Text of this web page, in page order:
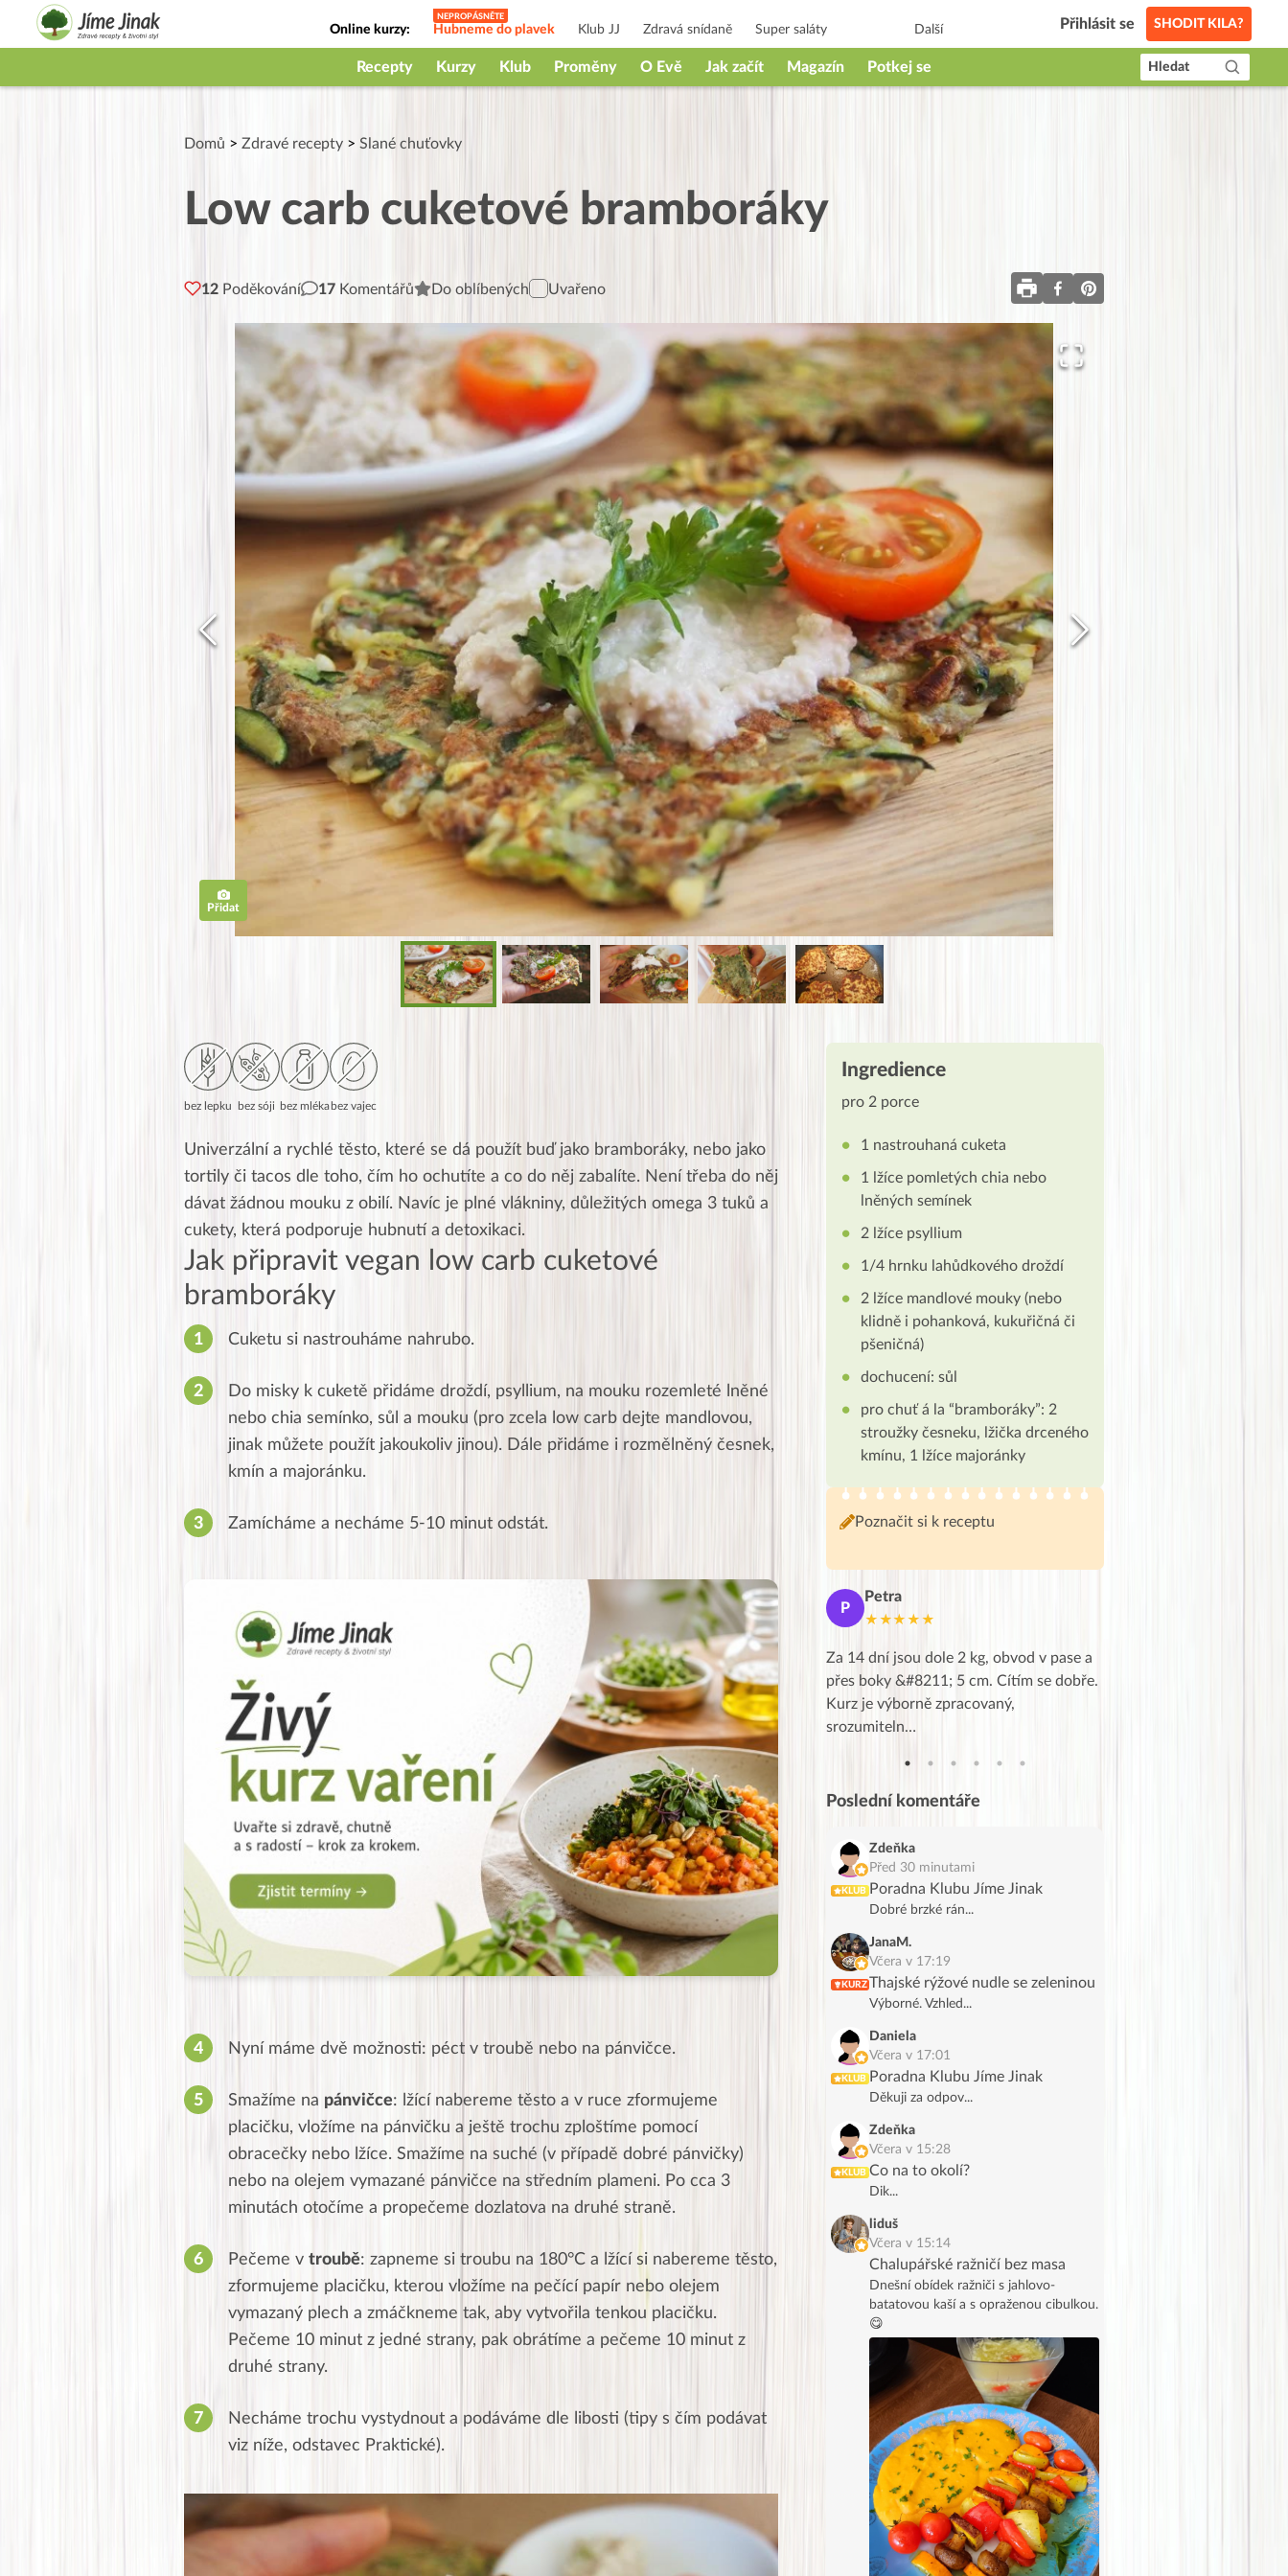
Online kurzy: Hubneme do plavek Klub JJ Zdravá snídaně Super saláty
Jak na babičky
Další Přihlásit se SHODIT KILA?
Recepty Kurzy Klub Proměny O Evě Jak začít Magazín Potkej se Hledat
Domů > Zdravé recepty > Slané chuťovky
Low carb cuketové bramboráky
12 Poděkování 17 Komentářů Do oblíbených Uvařeno
Přidat
bez lepku bez sóji bez mléka bez vajec
Univerzální a rychlé těsto, které se dá použít buď jako bramboráky, nebo jako
tortily či tacos dle toho, čím ho ochutíte a co do něj zabalíte. Není třeba do něj
dávat žádnou mouku z obilí. Navíc je plné vlákniny, důležitých omega 3 tuků a
cukety, která podporuje hubnutí a detoxikaci.
Jak připravit vegan low carb cuketové
bramboráky
Cuketu si nastrouháme nahrubo.
Do misky k cuketě přidáme droždí, psyllium, na mouku rozemleté lněné
nebo chia semínko, sůl a mouku (pro zcela low carb dejte mandlovou,
jinak můžete použít jakoukoliv jinou). Dále přidáme i rozmělněný česnek,
kmín a majoránku.
Zamícháme a necháme 5-10 minut odstát.
Nyní máme dvě možnosti: péct v troubě nebo na pánvičce.
Smažíme na pánvičce: lžící nabereme těsto a v ruce zformujeme
placičku, vložíme na pánvičku a ještě trochu zploštíme pomocí
obracečky nebo lžíce. Smažíme na suché (v případě dobré pánvičky)
nebo na olejem vymazané pánvičce na středním plameni. Po cca 3
minutách otočíme a propečeme dozlatova na druhé straně.
Pečeme v troubě: zapneme si troubu na 180°C a lžící si nabereme těsto,
zformujeme placičku, kterou vložíme na pečící papír nebo olejem
vymazaný plech a zmáčkneme tak, aby vytvořila tenkou placičku.
Pečeme 10 minut z jedné strany, pak obrátíme a pečeme 10 minut z
druhé strany.
Necháme trochu vystydnout a podáváme dle libosti (tipy s čím podávat
viz níže, odstavec Praktické).
Ingredience
pro 2 porce
1 nastrouhaná cuketa
1 lžíce pomletých chia nebo
lněných semínek
2 lžíce psyllium
1/4 hrnku lahůdkového droždí
2 lžíce mandlové mouky (nebo
klidně i pohanková, kukuřičná či
pšeničná)
dochucení: sůl
pro chuť á la “bramboráky”: 2
stroužky česneku, lžička drceného
kmínu, 1 lžíce majoránky
Poznačit si k receptu
Jana
★★★★★
Moc Vám všem děkuji za krásný pátek,
obzvlášť velké poděkování, obdiv a
uznání pro hlavní dvojici Peťa a Gábi!! 👏
Posílá…
P
Petra
★★★★★
Za 14 dní jsou dole 2 kg, obvod v pase a
přes boky &#8211; 5 cm. Cítím se dobře.
Kurz je výborně zpracovaný,
srozumiteln…
Poslední komentáře
KLUB
Zdeňka
Před 30 minutami
Poradna Klubu Jíme Jinak
Dobré brzké rán...
KURZ
JanaM.
Včera v 17:19
Thajské rýžové nudle se zeleninou
Výborné. Vzhled...
KLUB
Daniela
Včera v 17:01
Poradna Klubu Jíme Jinak
Děkuji za odpov...
KLUB
Zdeňka
Včera v 15:28
Co na to okolí?
Dik...
liduš
Včera v 15:14
Chalupářské ražničí bez masa
Dnešní obídek ražniči s jahlovo-
batatovou kaší a s opraženou cibulkou.
😋